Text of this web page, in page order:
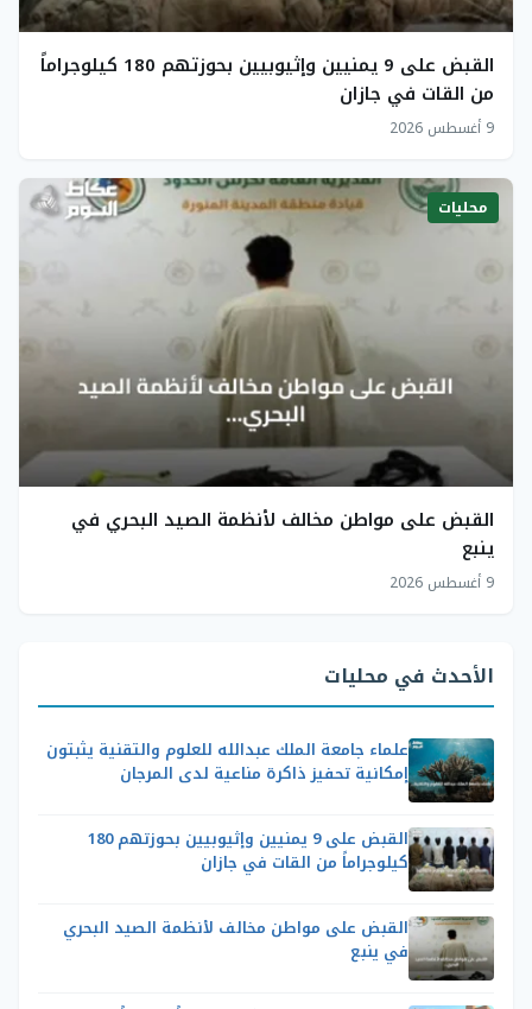
القبض على 9 يمنيين وإثيوبيين بحوزتهم 180 كيلوجراماً
من القات في جازان
9 أغسطس 2026
محليات
القبض على مواطن مخالف لأنظمة الصيد البحري في
ينبع
9 أغسطس 2026
الأحدث في محليات
علماء جامعة الملك عبدالله للعلوم والتقنية يثبتون
إمكانية تحفيز ذاكرة مناعية لدى المرجان
القبض على 9 يمنيين وإثيوبيين بحوزتهم 180
كيلوجراماً من القات في جازان
القبض على مواطن مخالف لأنظمة الصيد البحري
في ينبع